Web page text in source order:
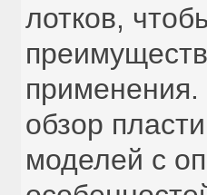
лотков,
обзор
моделей с